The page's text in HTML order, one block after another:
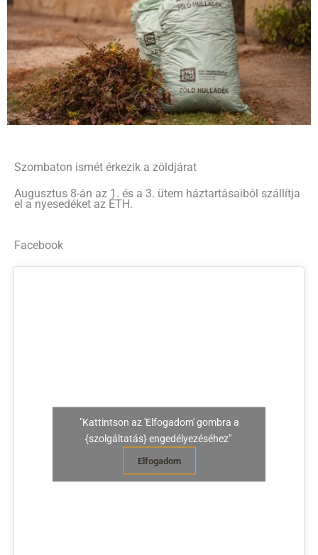
Szombaton ismét érkezik a zöldjárat
Augusztus 8-án az 1. és a 3. ütem háztartásaiból szállítja
el a nyesedéket az ÉTH.
Facebook
"Kattintson az 'Elfogadom' gombra a
{szolgáltatás} engedélyezéséhez"
Elfogadom